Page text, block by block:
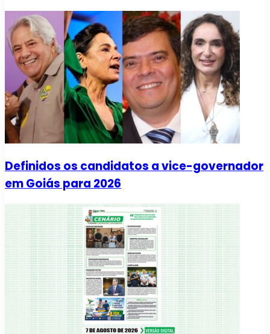
Definidos os candidatos a vice-governador
em Goiás para 2026